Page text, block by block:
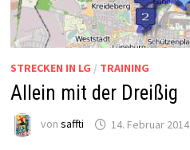
STRECKEN IN LG / TRAINING
Allein mit der Dreißig
von saffti 14. Februar 2014